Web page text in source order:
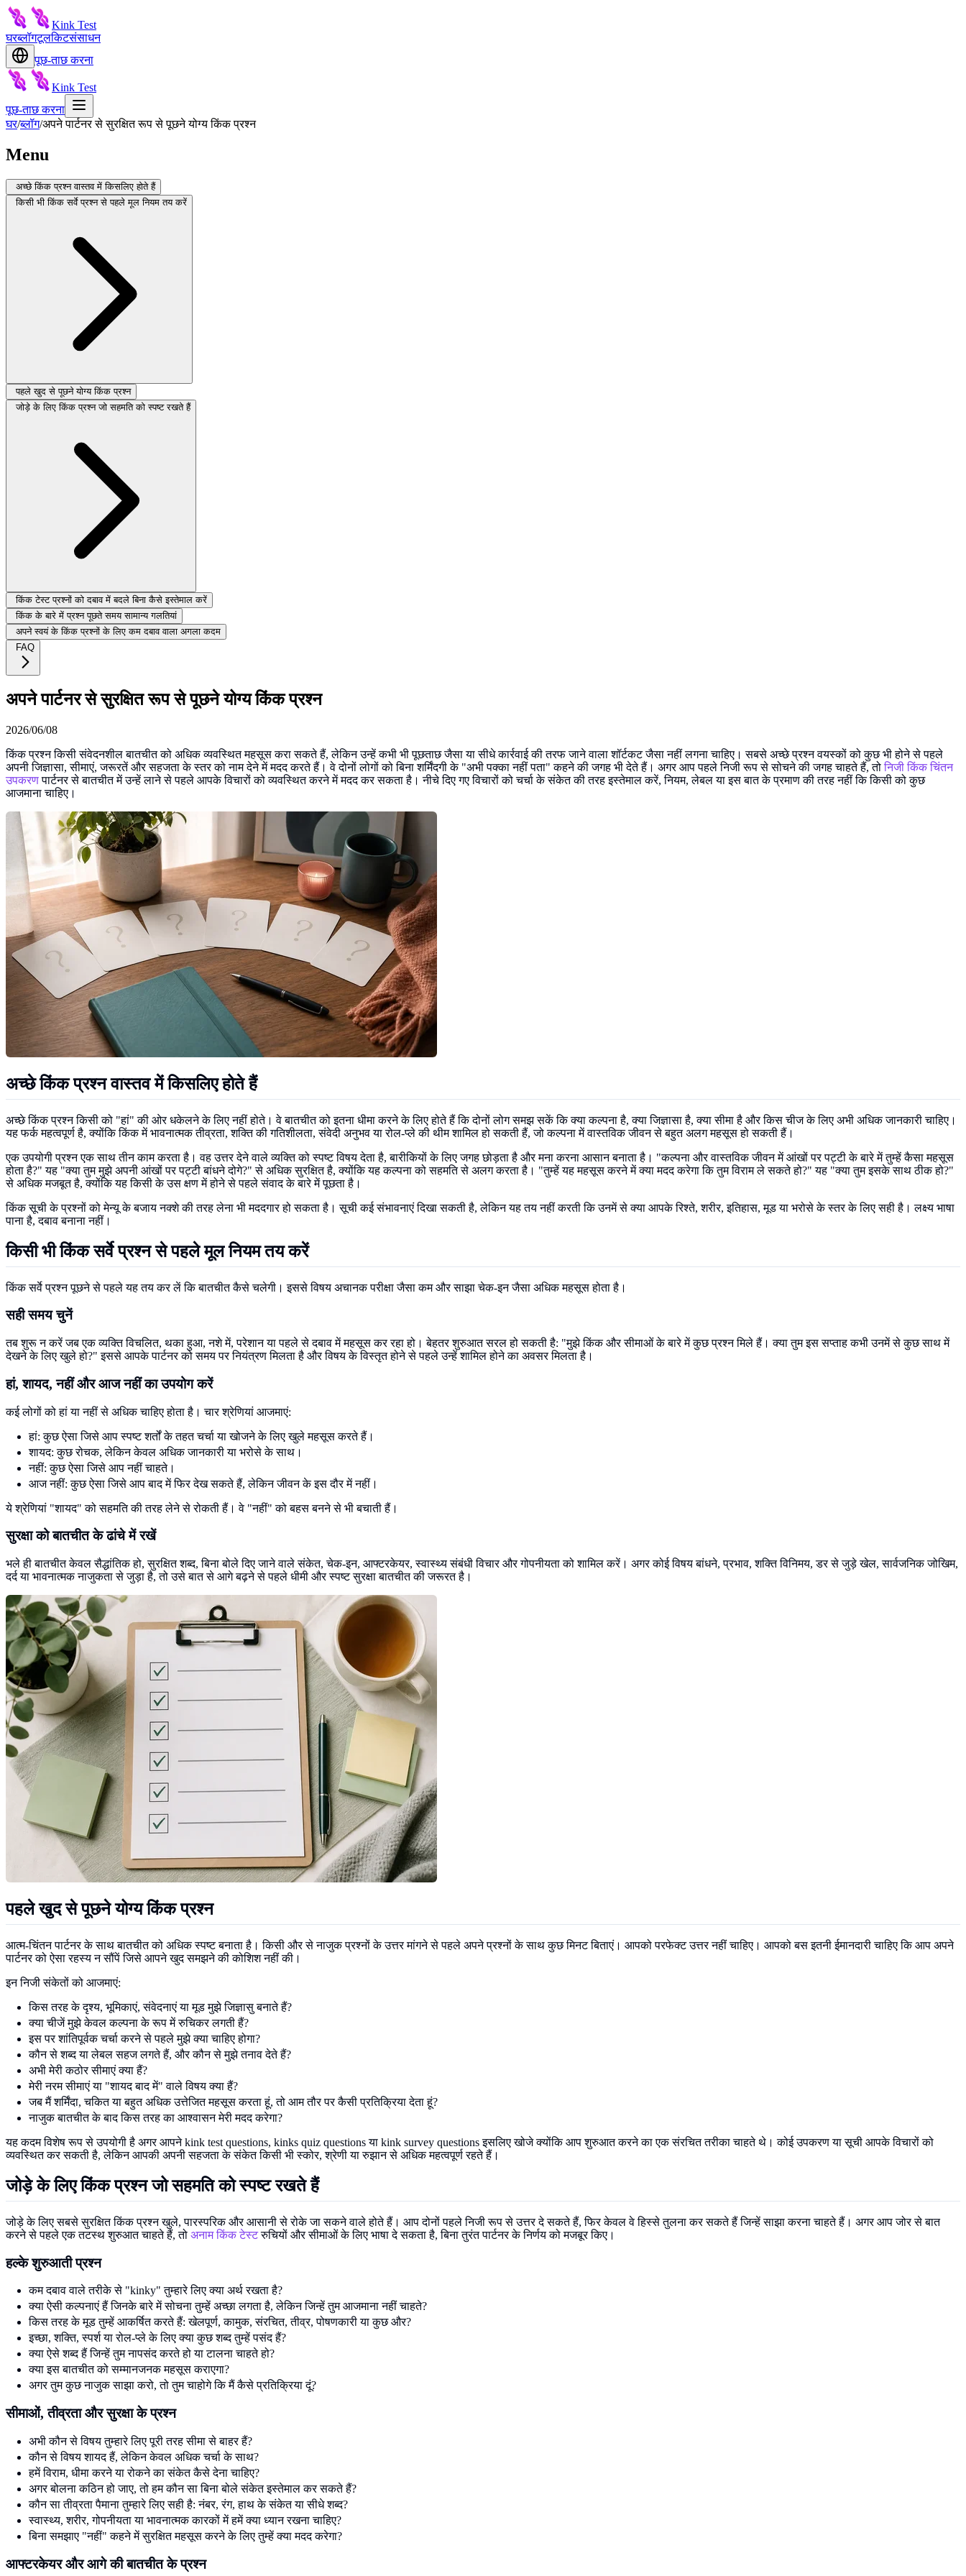
Kink Test
घरब्लॉगटूलकिटसंसाधन
पूछ-ताछ करना
Kink Test
पूछ-ताछ करना
घर/ब्लॉग/अपने पार्टनर से सुरक्षित रूप से पूछने योग्य किंक प्रश्न
Menu
अच्छे किंक प्रश्न वास्तव में किसलिए होते हैं
किसी भी किंक सर्वे प्रश्न से पहले मूल नियम तय करें
पहले खुद से पूछने योग्य किंक प्रश्न
जोड़े के लिए किंक प्रश्न जो सहमति को स्पष्ट रखते हैं
किंक टेस्ट प्रश्नों को दबाव में बदले बिना कैसे इस्तेमाल करें
किंक के बारे में प्रश्न पूछते समय सामान्य गलतियां
अपने स्वयं के किंक प्रश्नों के लिए कम दबाव वाला अगला कदम
FAQ
अपने पार्टनर से सुरक्षित रूप से पूछने योग्य किंक प्रश्न
2026/06/08
किंक प्रश्न किसी संवेदनशील बातचीत को अधिक व्यवस्थित महसूस करा सकते हैं, लेकिन उन्हें कभी भी पूछताछ जैसा या सीधे कार्रवाई की तरफ जाने वाला शॉर्टकट जैसा नहीं लगना चाहिए। सबसे अच्छे प्रश्न वयस्कों को कुछ भी होने से पहले
अपनी जिज्ञासा, सीमाएं, जरूरतें और सहजता के स्तर को नाम देने में मदद करते हैं। वे दोनों लोगों को बिना शर्मिंदगी के "अभी पक्का नहीं पता" कहने की जगह भी देते हैं। अगर आप पहले निजी रूप से सोचने की जगह चाहते हैं, तोनिजी किंक चिंतन
उपकरणपार्टनर से बातचीत में उन्हें लाने से पहले आपके विचारों को व्यवस्थित करने में मदद कर सकता है। नीचे दिए गए विचारों को चर्चा के संकेत की तरह इस्तेमाल करें, नियम, लेबल या इस बात के प्रमाण की तरह नहीं कि किसी को कुछ
आजमाना चाहिए।
अच्छे किंक प्रश्न वास्तव में किसलिए होते हैं
अच्छे किंक प्रश्न किसी को "हां" की ओर धकेलने के लिए नहीं होते। वे बातचीत को इतना धीमा करने के लिए होते हैं कि दोनों लोग समझ सकें कि क्या कल्पना है, क्या जिज्ञासा है, क्या सीमा है और किस चीज के लिए अभी अधिक जानकारी चाहिए।
यह फर्क महत्वपूर्ण है, क्योंकि किंक में भावनात्मक तीव्रता, शक्ति की गतिशीलता, संवेदी अनुभव या रोल-प्ले की थीम शामिल हो सकती हैं, जो कल्पना में वास्तविक जीवन से बहुत अलग महसूस हो सकती हैं।
एक उपयोगी प्रश्न एक साथ तीन काम करता है। वह उत्तर देने वाले व्यक्ति को स्पष्ट विषय देता है, बारीकियों के लिए जगह छोड़ता है और मना करना आसान बनाता है। "कल्पना और वास्तविक जीवन में आंखों पर पट्टी के बारे में तुम्हें कैसा महसूस
होता है?" यह "क्या तुम मुझे अपनी आंखों पर पट्टी बांधने दोगे?" से अधिक सुरक्षित है, क्योंकि यह कल्पना को सहमति से अलग करता है। "तुम्हें यह महसूस करने में क्या मदद करेगा कि तुम विराम ले सकते हो?" यह "क्या तुम इसके साथ ठीक हो?"
से अधिक मजबूत है, क्योंकि यह किसी के उस क्षण में होने से पहले संवाद के बारे में पूछता है।
किंक सूची के प्रश्नों को मेन्यू के बजाय नक्शे की तरह लेना भी मददगार हो सकता है। सूची कई संभावनाएं दिखा सकती है, लेकिन यह तय नहीं करती कि उनमें से क्या आपके रिश्ते, शरीर, इतिहास, मूड या भरोसे के स्तर के लिए सही है। लक्ष्य भाषा
पाना है, दबाव बनाना नहीं।
किसी भी किंक सर्वे प्रश्न से पहले मूल नियम तय करें
किंक सर्वे प्रश्न पूछने से पहले यह तय कर लें कि बातचीत कैसे चलेगी। इससे विषय अचानक परीक्षा जैसा कम और साझा चेक-इन जैसा अधिक महसूस होता है।
सही समय चुनें
तब शुरू न करें जब एक व्यक्ति विचलित, थका हुआ, नशे में, परेशान या पहले से दबाव में महसूस कर रहा हो। बेहतर शुरुआत सरल हो सकती है: "मुझे किंक और सीमाओं के बारे में कुछ प्रश्न मिले हैं। क्या तुम इस सप्ताह कभी उनमें से कुछ साथ में
देखने के लिए खुले हो?" इससे आपके पार्टनर को समय पर नियंत्रण मिलता है और विषय के विस्तृत होने से पहले उन्हें शामिल होने का अवसर मिलता है।
हां, शायद, नहीं और आज नहीं का उपयोग करें
कई लोगों को हां या नहीं से अधिक चाहिए होता है। चार श्रेणियां आजमाएं:
हां: कुछ ऐसा जिसे आप स्पष्ट शर्तों के तहत चर्चा या खोजने के लिए खुले महसूस करते हैं।
शायद: कुछ रोचक, लेकिन केवल अधिक जानकारी या भरोसे के साथ।
नहीं: कुछ ऐसा जिसे आप नहीं चाहते।
आज नहीं: कुछ ऐसा जिसे आप बाद में फिर देख सकते हैं, लेकिन जीवन के इस दौर में नहीं।
ये श्रेणियां "शायद" को सहमति की तरह लेने से रोकती हैं। वे "नहीं" को बहस बनने से भी बचाती हैं।
सुरक्षा को बातचीत के ढांचे में रखें
भले ही बातचीत केवल सैद्धांतिक हो, सुरक्षित शब्द, बिना बोले दिए जाने वाले संकेत, चेक-इन, आफ्टरकेयर, स्वास्थ्य संबंधी विचार और गोपनीयता को शामिल करें। अगर कोई विषय बांधने, प्रभाव, शक्ति विनिमय, डर से जुड़े खेल, सार्वजनिक जोखिम,
दर्द या भावनात्मक नाजुकता से जुड़ा है, तो उसे बात से आगे बढ़ने से पहले धीमी और स्पष्ट सुरक्षा बातचीत की जरूरत है।
पहले खुद से पूछने योग्य किंक प्रश्न
आत्म-चिंतन पार्टनर के साथ बातचीत को अधिक स्पष्ट बनाता है। किसी और से नाजुक प्रश्नों के उत्तर मांगने से पहले अपने प्रश्नों के साथ कुछ मिनट बिताएं। आपको परफेक्ट उत्तर नहीं चाहिए। आपको बस इतनी ईमानदारी चाहिए कि आप अपने
पार्टनर को ऐसा रहस्य न सौंपें जिसे आपने खुद समझने की कोशिश नहीं की।
इन निजी संकेतों को आजमाएं:
किस तरह के दृश्य, भूमिकाएं, संवेदनाएं या मूड मुझे जिज्ञासु बनाते हैं?
क्या चीजें मुझे केवल कल्पना के रूप में रुचिकर लगती हैं?
इस पर शांतिपूर्वक चर्चा करने से पहले मुझे क्या चाहिए होगा?
कौन से शब्द या लेबल सहज लगते हैं, और कौन से मुझे तनाव देते हैं?
अभी मेरी कठोर सीमाएं क्या हैं?
मेरी नरम सीमाएं या "शायद बाद में" वाले विषय क्या हैं?
जब मैं शर्मिंदा, चकित या बहुत अधिक उत्तेजित महसूस करता हूं, तो आम तौर पर कैसी प्रतिक्रिया देता हूं?
नाजुक बातचीत के बाद किस तरह का आश्वासन मेरी मदद करेगा?
यह कदम विशेष रूप से उपयोगी है अगर आपने kink test questions, kinks quiz questions या kink survey questions इसलिए खोजे क्योंकि आप शुरुआत करने का एक संरचित तरीका चाहते थे। कोई उपकरण या सूची आपके विचारों को
व्यवस्थित कर सकती है, लेकिन आपकी अपनी सहजता के संकेत किसी भी स्कोर, श्रेणी या रुझान से अधिक महत्वपूर्ण रहते हैं।
जोड़े के लिए किंक प्रश्न जो सहमति को स्पष्ट रखते हैं
जोड़े के लिए सबसे सुरक्षित किंक प्रश्न खुले, पारस्परिक और आसानी से रोके जा सकने वाले होते हैं। आप दोनों पहले निजी रूप से उत्तर दे सकते हैं, फिर केवल वे हिस्से तुलना कर सकते हैं जिन्हें साझा करना चाहते हैं। अगर आप जोर से बात
करने से पहले एक तटस्थ शुरुआत चाहते हैं, तो अनाम किंक टेस्टरुचियों और सीमाओं के लिए भाषा दे सकता है, बिना तुरंत पार्टनर के निर्णय को मजबूर किए।
हल्के शुरुआती प्रश्न
कम दबाव वाले तरीके से "kinky" तुम्हारे लिए क्या अर्थ रखता है?
क्या ऐसी कल्पनाएं हैं जिनके बारे में सोचना तुम्हें अच्छा लगता है, लेकिन जिन्हें तुम आजमाना नहीं चाहते?
किस तरह के मूड तुम्हें आकर्षित करते हैं: खेलपूर्ण, कामुक, संरचित, तीव्र, पोषणकारी या कुछ और?
इच्छा, शक्ति, स्पर्श या रोल-प्ले के लिए क्या कुछ शब्द तुम्हें पसंद हैं?
क्या ऐसे शब्द हैं जिन्हें तुम नापसंद करते हो या टालना चाहते हो?
क्या इस बातचीत को सम्मानजनक महसूस कराएगा?
अगर तुम कुछ नाजुक साझा करो, तो तुम चाहोगे कि मैं कैसे प्रतिक्रिया दूं?
सीमाओं, तीव्रता और सुरक्षा के प्रश्न
अभी कौन से विषय तुम्हारे लिए पूरी तरह सीमा से बाहर हैं?
कौन से विषय शायद हैं, लेकिन केवल अधिक चर्चा के साथ?
हमें विराम, धीमा करने या रोकने का संकेत कैसे देना चाहिए?
अगर बोलना कठिन हो जाए, तो हम कौन सा बिना बोले संकेत इस्तेमाल कर सकते हैं?
कौन सा तीव्रता पैमाना तुम्हारे लिए सही है: नंबर, रंग, हाथ के संकेत या सीधे शब्द?
स्वास्थ्य, शरीर, गोपनीयता या भावनात्मक कारकों में हमें क्या ध्यान रखना चाहिए?
बिना समझाए "नहीं" कहने में सुरक्षित महसूस करने के लिए तुम्हें क्या मदद करेगा?
आफ्टरकेयर और आगे की बातचीत के प्रश्न